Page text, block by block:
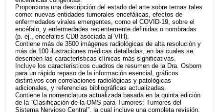
Proporciona una descripción del estado del arte sobre temas tales
como: nuevas entidades tumorales encefálicas, efectos de
enfermedades virales emergentes, como el COVID-19, sobre el
encéfalo, y enfermedades recientemente definidas o nombradas
(p. ej., encefalitis CD8 asociada al VIH).
Contiene más de 3500 imágenes radiológicas de alta resolución y
más de 100 ilustraciones médicas detalladas, en las cuales se
describen las características clínicas más significativas.
Incluye los característicos cuadros de resumen de la Dra. Osborn
para un rápido repaso de la información esencial, gráficos
distintivos con correlaciones radiológicas y patológicas
adicionales, y referencias bibliográficas actualizadas.
Contiene la nomenclatura actualizada basada en la quinta edición
de la “Clasificación de la OMS para Tumores: Tumores del
Sistema Nervioso Central”, la cual incluye una completa revisión,